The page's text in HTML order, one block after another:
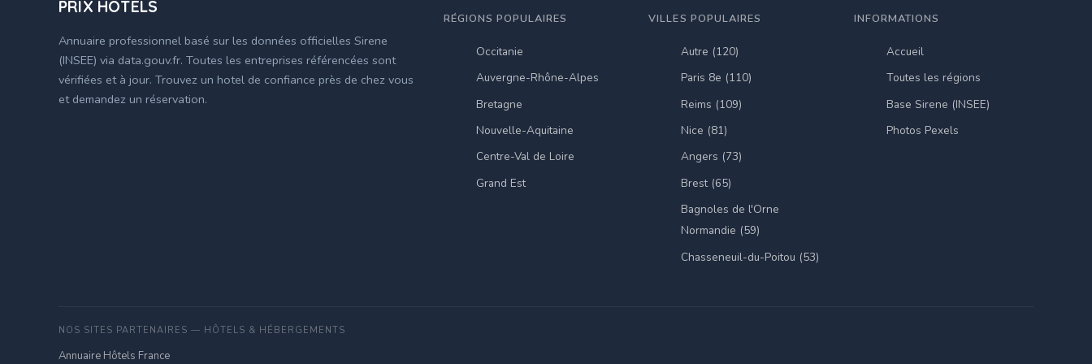
PRIX HÔTELS
Annuaire professionnel basé sur les données officielles Sirene
(INSEE) via data.gouv.fr. Toutes les entreprises référencées sont
vérifiées et à jour. Trouvez un hotel de confiance près de chez vous
et demandez un réservation.
RÉGIONS POPULAIRES
Occitanie
Auvergne-Rhône-Alpes
Bretagne
Nouvelle-Aquitaine
Centre-Val de Loire
Grand Est
VILLES POPULAIRES
Autre (120)
Paris 8e (110)
Reims (109)
Nice (81)
Angers (73)
Brest (65)
Bagnoles de l'Orne
Normandie (59)
Chasseneuil-du-Poitou (53)
INFORMATIONS
Accueil
Toutes les régions
Base Sirene (INSEE)
Photos Pexels
NOS SITES PARTENAIRES — HÔTELS & HÉBERGEMENTS
Annuaire Hôtels France